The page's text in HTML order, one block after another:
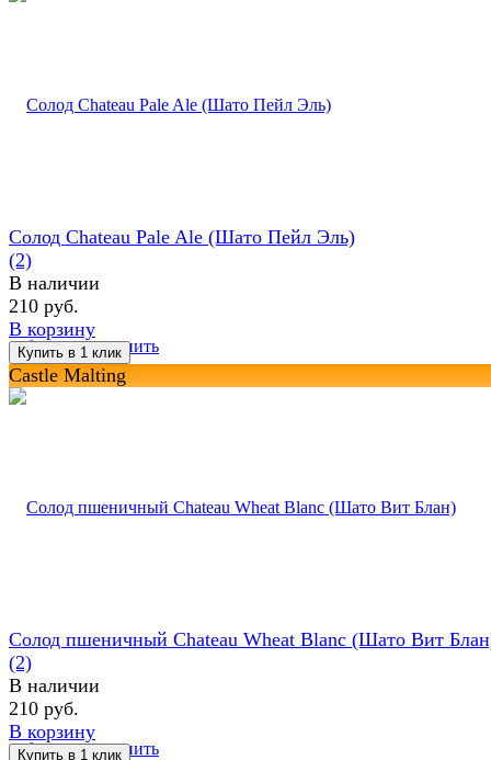
избранное сравнить
Солод Chateau Pale Ale (Шато Пейл Эль)
(2)
В наличии
210 руб.
В корзину
Castle Malting
избранное сравнить
Солод пшеничный Chateau Wheat Blanc (Шато Вит
(2)
В наличии
210 руб.
В корзину